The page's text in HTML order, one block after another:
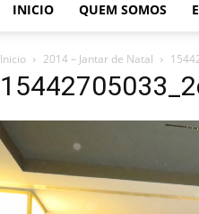
INICIO QUEM SOMOS
Inicio 2014 – Jantar de Natal